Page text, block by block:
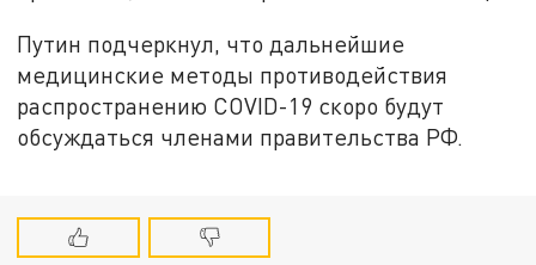
Путин подчеркнул, что дальнейшие
медицинские методы противодействия
распространению COVID-19 скоро будут
обсуждаться членами правительства РФ.